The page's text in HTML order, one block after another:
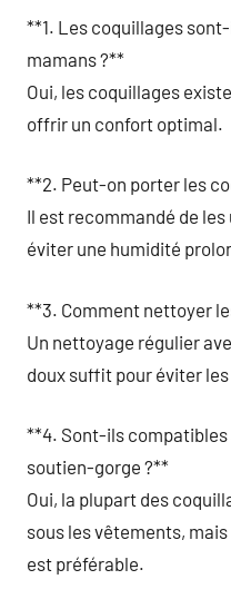
**1. Les coquillages
mamans ?**
Oui, les coquillages
offrir un confort optimal.
**2. Peut-on porter les
Il est recommandé de
éviter une humidité
**3. Comment nettoyer
Un nettoyage régulier
doux suffit pour éviter
**4. Sont-ils compatibles
soutien-gorge ?**
Oui, la plupart des
sous les vêtements,
est préférable.